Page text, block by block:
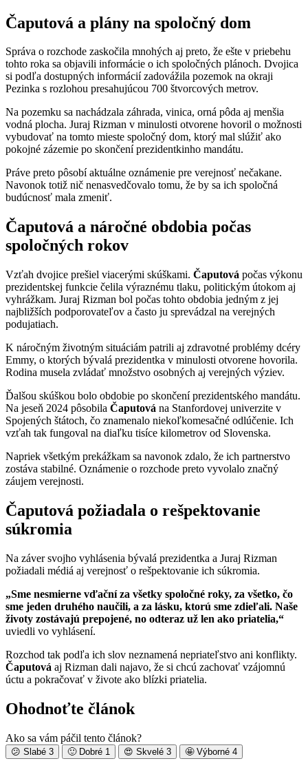
Čaputová a plány na spoločný dom
Správa o rozchode zaskočila mnohých aj preto, že ešte v priebehu
tohto roka sa objavili informácie o ich spoločných plánoch. Dvojica
si podľa dostupných informácií zadovážila pozemok na okraji
Pezinka s rozlohou presahujúcou 700 štvorcových metrov.
Na pozemku sa nachádzala záhrada, vinica, orná pôda aj menšia
vodná plocha. Juraj Rizman v minulosti otvorene hovoril o možnosti
vybudovať na tomto mieste spoločný dom, ktorý mal slúžiť ako
pokojné zázemie po skončení prezidentkinho mandátu.
Práve preto pôsobí aktuálne oznámenie pre verejnosť nečakane.
Navonok totiž nič nenasvedčovalo tomu, že by sa ich spoločná
budúcnosť mala zmeniť.
Čaputová a náročné obdobia počas
spoločných rokov
Vzťah dvojice prešiel viacerými skúškami. Čaputová počas výkonu
prezidentskej funkcie čelila výraznému tlaku, politickým útokom aj
vyhrážkam. Juraj Rizman bol počas tohto obdobia jedným z jej
najbližších podporovateľov a často ju sprevádzal na verejných
podujatiach.
K náročným životným situáciám patrili aj zdravotné problémy dcéry
Emmy, o ktorých bývalá prezidentka v minulosti otvorene hovorila.
Rodina musela zvládať množstvo osobných aj verejných výziev.
Ďalšou skúškou bolo obdobie po skončení prezidentského mandátu.
Na jeseň 2024 pôsobila Čaputová na Stanfordovej univerzite v
Spojených štátoch, čo znamenalo niekoľkomesačné odlúčenie. Ich
vzťah tak fungoval na diaľku tisíce kilometrov od Slovenska.
Napriek všetkým prekážkam sa navonok zdalo, že ich partnerstvo
zostáva stabilné. Oznámenie o rozchode preto vyvolalo značný
záujem verejnosti.
Čaputová požiadala o rešpektovanie
súkromia
Na záver svojho vyhlásenia bývalá prezidentka a Juraj Rizman
požiadali médiá aj verejnosť o rešpektovanie ich súkromia.
„Sme nesmierne vďační za všetky spoločné roky, za všetko, čo
sme jeden druhého naučili, a za lásku, ktorú sme zdieľali. Naše
životy zostávajú prepojené, no odteraz už len ako priatelia,“
uviedli vo vyhlásení.
Rozchod tak podľa ich slov neznamená nepriateľstvo ani konflikty.
Čaputová aj Rizman dali najavo, že si chcú zachovať vzájomnú
úctu a pokračovať v živote ako blízki priatelia.
Ohodnoťte článok
Ako sa vám páčil tento článok?
😕 Slabé 3 🙂 Dobré 1 😍 Skvelé 3 🤩 Výborné 4